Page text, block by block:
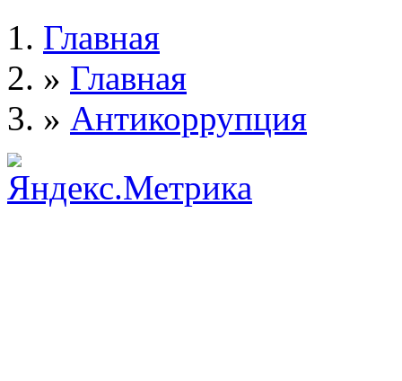
Главная
» Главная
» Антикоррупция